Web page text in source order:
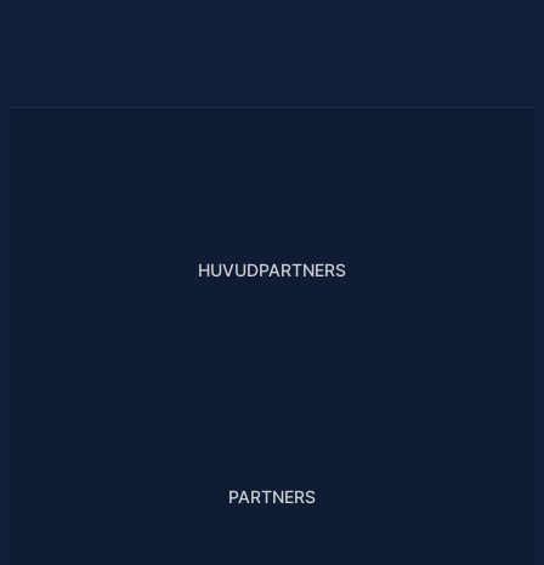
HUVUDPARTNERS
PARTNERS